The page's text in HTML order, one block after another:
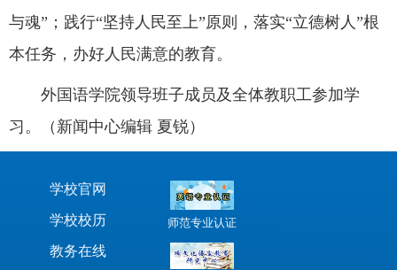
与魂”；践行“坚持人民至上”原则，落实“立德树人”根
本任务，办好人民满意的教育。
外国语学院领导班子成员及全体教职工参加学
习。（新闻中心编辑 夏锐）
学校官网
学校校历
教务在线
师范专业认证